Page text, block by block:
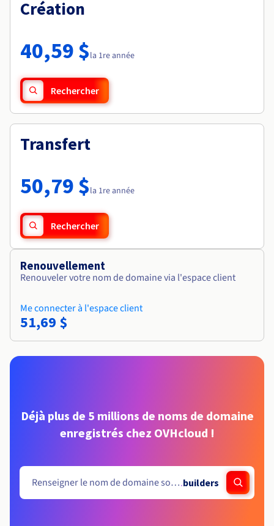
Tarifs
Roadmap & Changelog
Roadmap & Changelog
Création
40,59 $la 1re année
Rechercher
Transfert
50,79 $la 1re année
Rechercher
Renouvellement
Renouveler votre nom de domaine via l'espace client
Me connecter à l'espace client
51,69 $
Déjà plus de 5 millions de noms de domaine
enregistrés chez OVHcloud !
.builders